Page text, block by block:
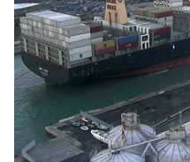
INDUSTRIA
RICERCA
ECONOMIA
TURISMO